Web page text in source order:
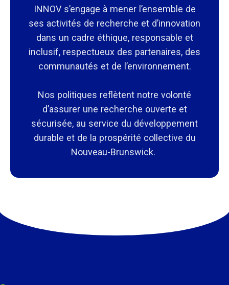
INNOV s’engage à mener l’ensemble de
ses activités de recherche et d’innovation
dans un cadre éthique, responsable et
inclusif, respectueux des partenaires, des
communautés et de l’environnement.
Nos politiques reflètent notre volonté
d’assurer une recherche ouverte et
sécurisée, au service du développement
durable et de la prospérité collective du
Nouveau-Brunswick.